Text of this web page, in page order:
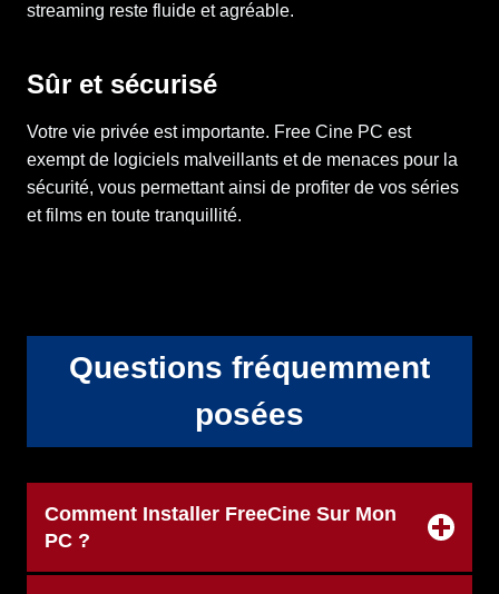
streaming reste fluide et agréable.
Sûr et sécurisé
Votre vie privée est importante. Free Cine PC est
exempt de logiciels malveillants et de menaces pour la
sécurité, vous permettant ainsi de profiter de vos séries
et films en toute tranquillité.
Questions fréquemment
posées
Comment Installer FreeCine Sur Mon
PC ?